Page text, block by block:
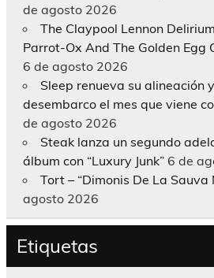
de agosto 2026
The Claypool Lennon
Parrot-Ox And The Golden Egg
6 de agosto 2026
Sleep renueva su alineación
desembarco el mes que viene
de agosto 2026
Steak lanza un segundo
álbum con “Luxury Junk” 6 de
Tort – “Dimonis De La Sauva
agosto 2026
Etiquetas